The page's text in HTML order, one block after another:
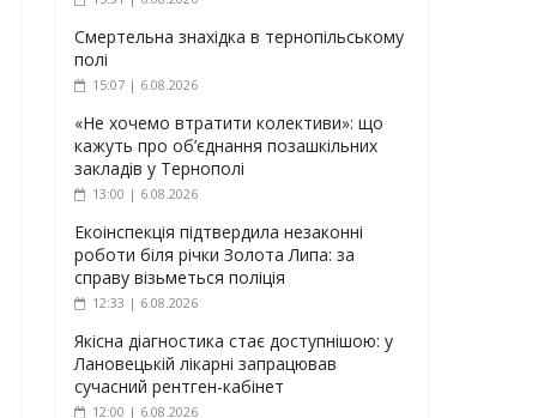
Смертельна знахідка в тернопільському
полі
15:07 | 6.08.2026
«Не хочемо втратити колективи»: що
кажуть про об’єднання позашкільних
закладів у Тернополі
13:00 | 6.08.2026
Екоінспекція підтвердила незаконні
роботи біля річки Золота Липа: за
справу візьметься поліція
12:33 | 6.08.2026
Якісна діагностика стає доступнішою: у
Лановецькій лікарні запрацював
сучасний рентген-кабінет
12:00 | 6.08.2026